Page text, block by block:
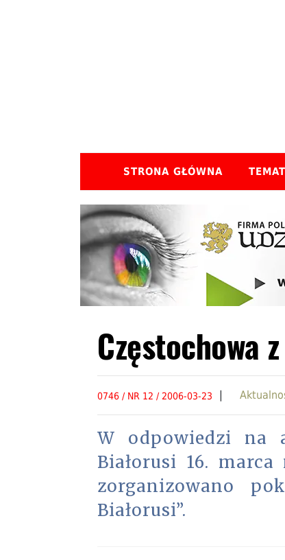
STRONA GŁÓWNA
Częstochowa
0746 / NR 12 / 2006-03-23 |
W odpowiedzi na
Białorusi 16.
zorganizowano
Białorusi”.